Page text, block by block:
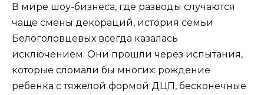
В мире шоу-бизнеса, где разводы случаются
чаще смены декораций, история семьи
Белоголовцевых всегда казалась
исключением. Они прошли через испытания,
которые сломали бы многих: рождение
ребенка с тяжелой формой ДЦП, бесконечные